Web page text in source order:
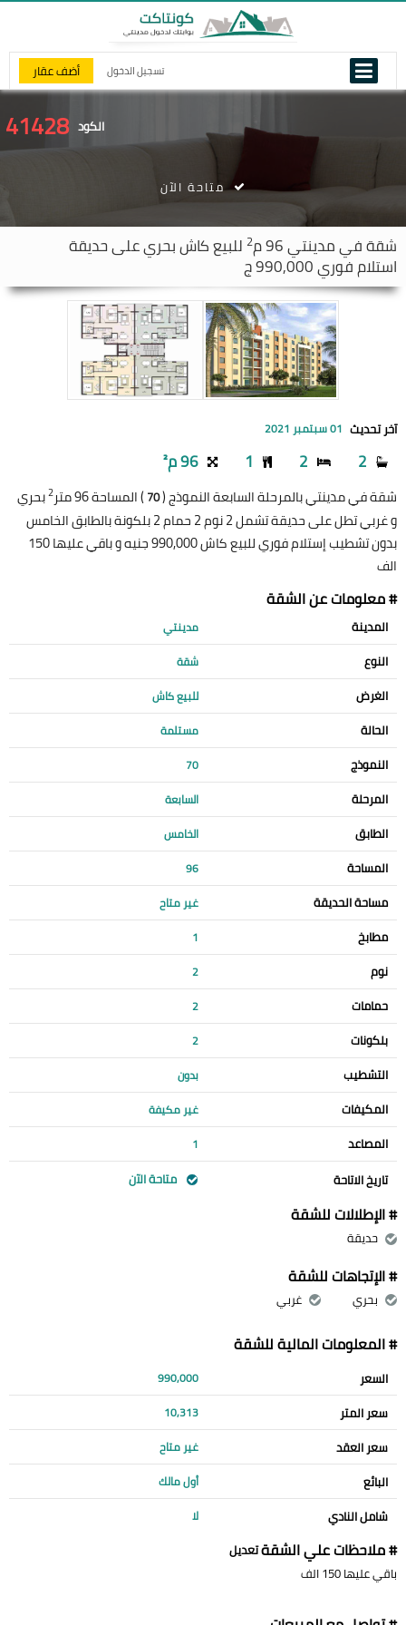
تسجيل الدخول أضف عقار
الكود 41428
شقة فيمدينتي 2 للبيع كاش بحري على حديقة
استلام فوري 990,000 ج
متاحة الآن
آخر تحديث 01 سبتمبر 2021
2
2
1 96 م²
شقة في مدينتي بالمرحلة السابعة النموذج (70) المساحة 96 متر 2بحري
و غربي تطل على حديقة تشمل 2 نوم 2 حمام 2 بلكونة بالطابق الخامس
بدون تشطيب إستلام فوري للبيع كاش 990,000 جنيه و باقي عليها 150
الف
# معلومات عن الشقة
المدينة مدينتي
النوع شقة
الغرض للبيع كاش
الحالة مستلمة
النموذج 70
المرحلة السابعة
الطابق الخامس
المساحة 96
مساحة الحديقة غير متاح
مطابخ 1
نوم 2
حمامات 2
بلكونات 2
التشطيب بدون
المكيفات غير مكيفة
المصاعد 1
تاريخ الاتاحة متاحة الآن
# الإطلالات للشقة
حديقة
# الإتجاهات للشقة
بحري غربي
# المعلومات المالية للشقة
السعر 990,000
سعر المتر 10,313
سعر العقد غير متاح
البائع أول مالك
شامل النادي لا
# ملاحظات علي الشقةتعديل
باقي عليها 150 الف